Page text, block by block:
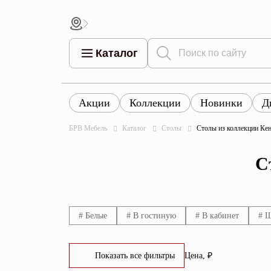
Каталог
Все товары
Комоды
Столы
Кровати
Все
Все товары каталога
Акции Коллекции Новинки
БРВ Мебель Каталог Столы Столы из коллекции
# Белые # В гостиную # В кабинет #
Показать все фильтры Цена, ₽